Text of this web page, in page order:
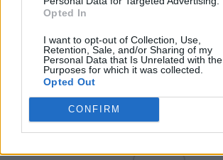
Opted In
I want to opt-out of Collection, Use,
Retention, Sale, and/or Sharing of my
Personal Data that Is Unrelated with the
Purposes for which it was collected.
Opted Out
CONFIRM
plânge!”